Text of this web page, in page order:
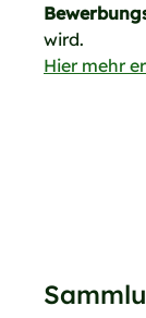
wird.
Hier mehr